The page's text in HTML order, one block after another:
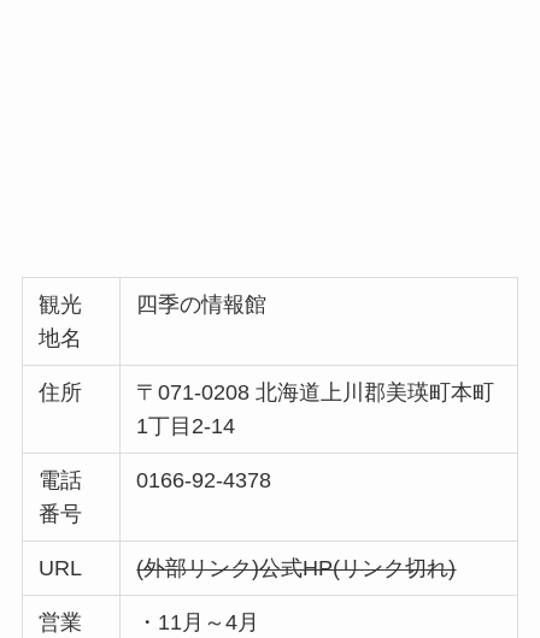
観光
地名
四季の情報館
住所
〒071-0208 北海道上川郡美瑛町本町
1丁目2-14
電話
番号
0166-92-4378
URL (外部リンク)公式HP
営業
・11月～4月